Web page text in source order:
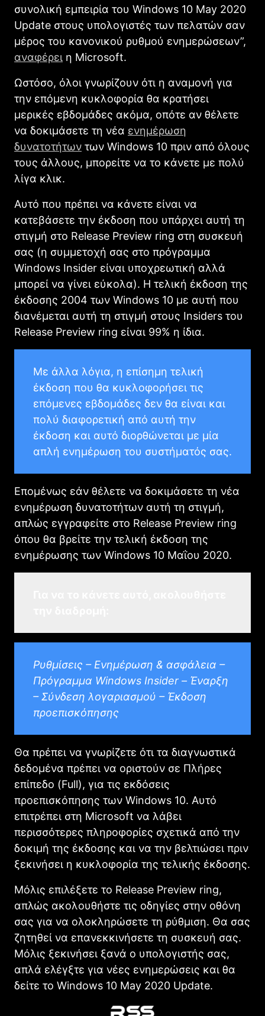
συνολική εμπειρία του Windows 10 May 2020
Update στους υπολογιστές των πελατών σαν
μέρος του κανονικού ρυθμού ενημερώσεων”,
αναφέρει η Microsoft.
Ωστόσο, όλοι γνωρίζουν ότι η αναμονή για
την επόμενη κυκλοφορία θα κρατήσει
μερικές εβδομάδες ακόμα, οπότε αν θέλετε
να δοκιμάσετε τη νέα ενημέρωση
δυνατοτήτων των Windows 10 πριν από όλους
τους άλλους, μπορείτε να το κάνετε με πολύ
λίγα κλικ.
Αυτό που πρέπει να κάνετε είναι να
κατεβάσετε την έκδοση που υπάρχει αυτή τη
στιγμή στο Release Preview ring στη συσκευή
σας (η συμμετοχή σας στο πρόγραμμα
Windows Insider είναι υποχρεωτική αλλά
μπορεί να γίνει εύκολα). Η τελική έκδοση της
έκδοσης 2004 των Windows 10 με αυτή που
διανέμεται αυτή τη στιγμή στους Insiders του
Release Preview ring είναι 99% η ίδια.
Με άλλα λόγια, η επίσημη τελική
έκδοση που θα κυκλοφορήσει τις
επόμενες εβδομάδες δεν θα είναι και
πολύ διαφορετική από αυτή την
έκδοση και αυτό διορθώνεται με μία
απλή ενημέρωση του συστήματός σας.
Επομένως εάν θέλετε να δοκιμάσετε τη νέα
ενημέρωση δυνατοτήτων αυτή τη στιγμή,
απλώς εγγραφείτε στο Release Preview ring
όπου θα βρείτε την τελική έκδοση της
ενημέρωσης των Windows 10 Μαΐου 2020.
Ρυθμίσεις – Ενημέρωση & ασφάλεια –
Πρόγραμμα Windows Insider – Έναρξη
– Σύνδεση λογαριασμού – Έκδοση
προεπισκόπησης
Θα πρέπει να γνωρίζετε ότι τα διαγνωστικά
δεδομένα πρέπει να οριστούν σε Πλήρες
επίπεδο (Full), για τις εκδόσεις
προεπισκόπησης των Windows 10. Αυτό
επιτρέπει στη Microsoft να λάβει
περισσότερες πληροφορίες σχετικά από την
δοκιμή της έκδοσης και να την βελτιώσει πριν
ξεκινήσει η κυκλοφορία της τελικής έκδοσης.
Μόλις επιλέξετε το Release Preview ring,
απλώς ακολουθήστε τις οδηγίες στην οθόνη
σας για να ολοκληρώσετε τη ρύθμιση. Θα σας
ζητηθεί να επανεκκινήσετε τη συσκευή σας.
Μόλις ξεκινήσει ξανά ο υπολογιστής σας,
απλά ελέγξτε για νέες ενημερώσεις και θα
δείτε το Windows 10 May 2020 Update.